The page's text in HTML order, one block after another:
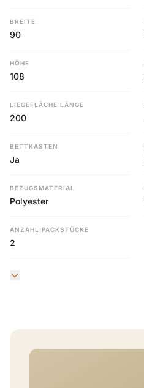
BREITE
90
HÖHE
108
LIEGEFLÄCHE LÄNGE
200
BETTKASTEN
Ja
BEZUGSMATERIAL
Polyester
ANZAHL PACKSTÜCKE
2